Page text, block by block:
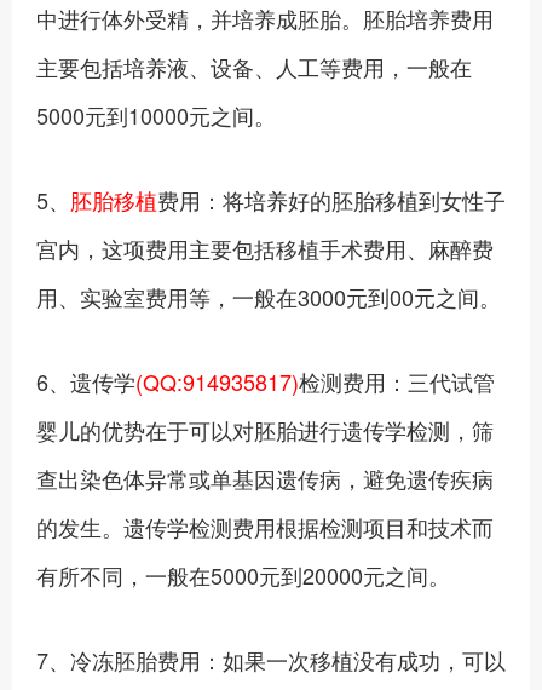
中进行体外受精，并培养成胚胎。胚胎培养费用
主要包括培养液、设备、人工等费用，一般在
5000元到10000元之间。
5、 胚胎移植费用：将培养好的胚胎移植到女性子
宫内，这项费用主要包括移植手术费用、麻醉费
用、实验室费用等，一般在3000元到00元之间。
6、遗传学(QQ:914935817)检测费用：三代试管
婴儿的优势在于可以对胚胎进行遗传学检测，筛
查出染色体异常或单基因遗传病，避免遗传疾病
的发生。遗传学检测费用根据检测项目和技术而
有所不同，一般在5000元到20000元之间。
7、冷冻胚胎费用：如果一次移植没有成功，可以